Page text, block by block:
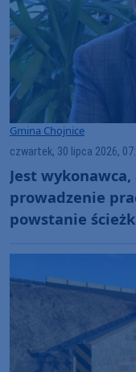
Gmina Chojnice
czwartek, 30 lipca 2026,
Jest
prowadzenie
powstanie